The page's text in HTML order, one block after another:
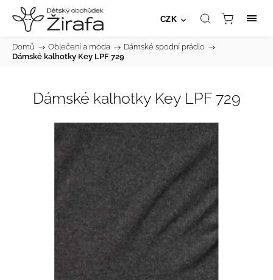
CZK
Domů / Oblečení a móda / Dámské spodní prádlo /
Dámské kalhotky Key LPF 729
Dámské kalhotky Key LPF 729